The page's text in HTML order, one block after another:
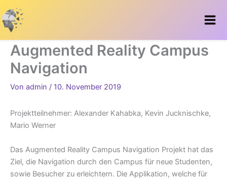
Inhalt
springen
Augmented Reality Campus
Navigation
Von admin / 10. November 2019
Projektteilnehmer: Alexander Kahabka, Kevin Jucknischke,
Mario Werner
Das Augmented Reality Campus Navigation Projekt hat das
Ziel, die Navigation durch den Campus für neue Studenten,
sowie Besucher zu erleichtern. Die Applikation, welche für